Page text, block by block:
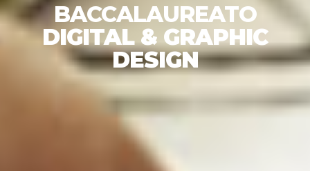
BACCALAUREATO
DIGITAL & GRAPHIC
DESIGN